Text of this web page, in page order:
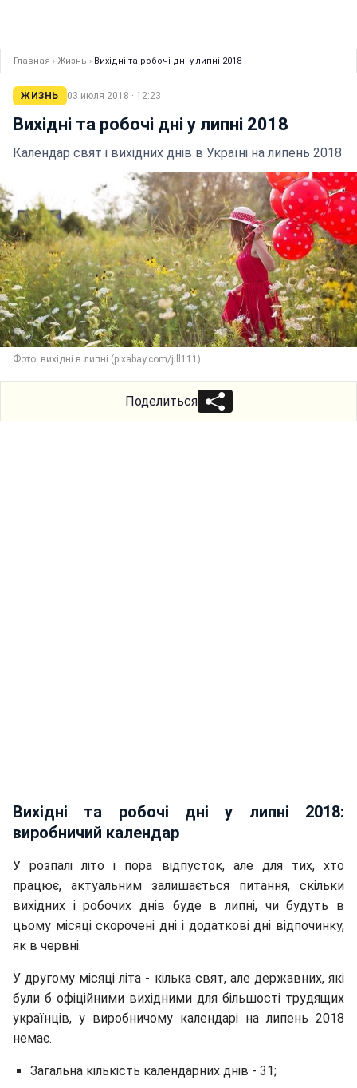
Главная › Жизнь › Вихідні та робочі дні у липні 2018
ЖИЗНЬ 03 июля 2018 · 12:23
Вихідні та робочі дні у липні 2018
Календар свят і вихідних днів в Україні на липень 2018
Фото: вихідні в липні (pixabay.com/jill111)
Поделиться
Вихідні та робочі дні у липні 2018:
виробничий календар
У розпалі літо і пора відпусток, але для тих, хто
працює, актуальним залишається питання, скільки
вихідних і робочих днів буде в липні, чи будуть в
цьому місяці скорочені дні і додаткові дні відпочинку,
як в червні.
У другому місяці літа - кілька свят, але державних, які
були б офіційними вихідними для більшості трудящих
українців, у виробничому календарі на липень 2018
немає.
Загальна кількість календарних днів - 31;